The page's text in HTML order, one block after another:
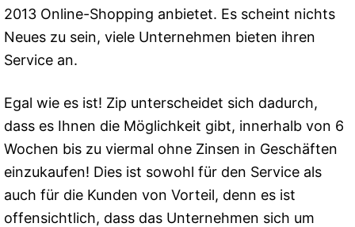
2013 Online-Shopping anbietet. Es scheint nichts
Neues zu sein, viele Unternehmen bieten ihren
Service an.
Egal wie es ist! Zip unterscheidet sich dadurch,
dass es Ihnen die Möglichkeit gibt, innerhalb von 6
Wochen bis zu viermal ohne Zinsen in Geschäften
einzukaufen! Dies ist sowohl für den Service als
auch für die Kunden von Vorteil, denn es ist
offensichtlich, dass das Unternehmen sich um